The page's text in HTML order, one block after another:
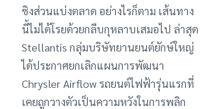
ชิงส่วนแบ่งตลาด อย่างไรก็ตาม เส้นทาง
นี้ไม่ได้โรยด้วยกลีบกุหลาบเสมอไป ล่าสุด
Stellantis กลุ่มบริษัทยานยนต์ยักษ์ใหญ่
ได้ประกาศยกเลิกแผนการพัฒนา
Chrysler Airflow รถยนต์ไฟฟ้ารุ่นแรกที่
เคยถูกวางตัวเป็นความหวังในการพลิก